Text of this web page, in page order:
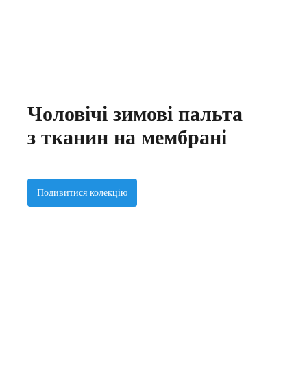
Чоловічі зимові пальта
з тканин на мембрані
Подивитися колекцію